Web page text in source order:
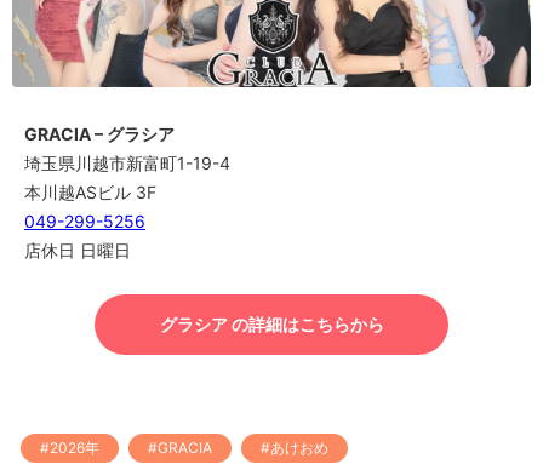
GRACIA – グラシア
埼玉県川越市新富町1-19-4
本川越ASビル 3F
049-299-5256
店休日 日曜日
グラシア の詳細はこちらから
#2026年 #GRACIA #あけおめ